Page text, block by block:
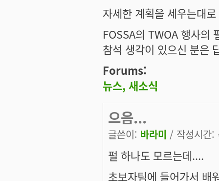
자세한 계획을 세우는대
FOSSA의 TWOA 행사의
참석 생각이 있으신 분은
Forums:
뉴스, 새소식
으음...
글쓴이: 바라미 / 작성시간
펄 하나도 모르는데....
초보자팀에 들어가서 배